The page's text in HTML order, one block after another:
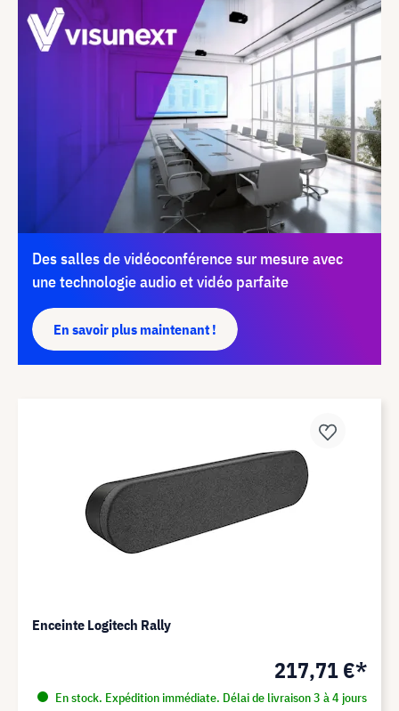
Des salles de vidéoconférence sur mesure avec
une technologie audio et vidéo parfaite
En savoir plus maintenant !
Enceinte Logitech Rally
217,71 €*
En stock. Expédition immédiate. Délai de livraison 3 à 4 jours